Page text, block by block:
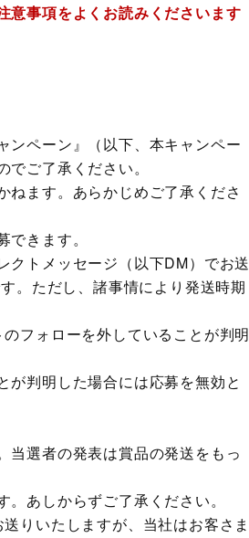
意事項をよくお読みくださいます
ンペーン』（以下、本キャンペー
ご了承ください。
ねます。あらかじめご了承くださ
きます。
クトメッセージ（以下DM）でお送
。ただし、諸事情により発送時期
フォローを外していることが判明
が判明した場合には応募を無効と
当選者の発表は賞品の発送をもっ
あしからずご了承ください。
りいたしますが、当社はお客さま